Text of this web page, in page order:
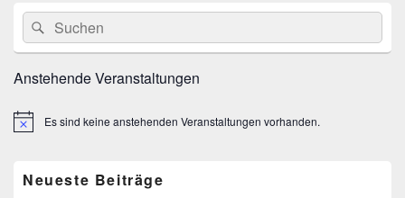
Primärer
Seitenleisten
Widget-
Bereich
Suche
nach:
Suchen
Anstehende Veranstaltungen
HinweisEs sind keine anstehenden Veranstaltungen vorhanden.
Neueste Beiträge